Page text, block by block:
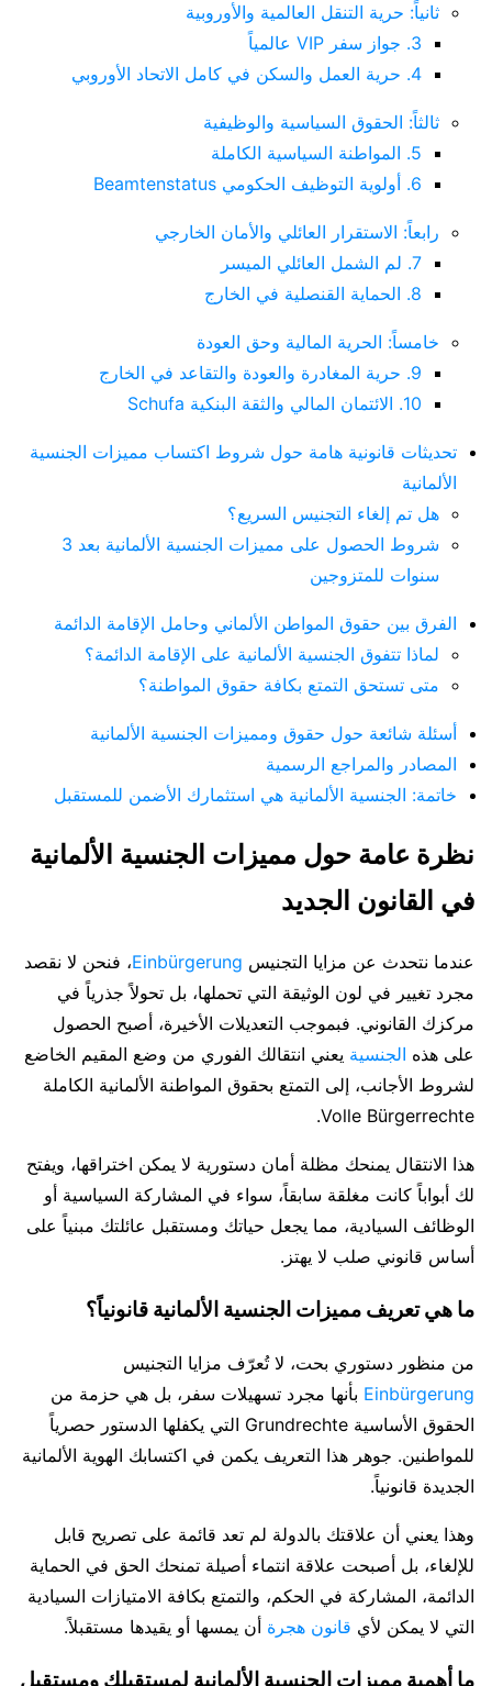
ثانياً: حرية التنقل العالمية والأوروبية
3. جواز سفر VIP عالمياً
4. حرية العمل والسكن في كامل الاتحاد الأوروبي
ثالثاً: الحقوق السياسية والوظيفية
5. المواطنة السياسية الكاملة
6. أولوية التوظيف الحكومي Beamtenstatus
رابعاً: الاستقرار العائلي والأمان الخارجي
7. لم الشمل العائلي الميسر
8. الحماية القنصلية في الخارج
خامساً: الحرية المالية وحق العودة
9. حرية المغادرة والعودة والتقاعد في الخارج
10. الائتمان المالي والثقة البنكية Schufa
تحديثات قانونية هامة حول شروط اكتساب مميزات الجنسية
الألمانية
هل تم إلغاء التجنيس السريع؟
شروط الحصول على مميزات الجنسية الألمانية بعد 3
سنوات للمتزوجين
الفرق بين حقوق المواطن الألماني وحامل الإقامة الدائمة
لماذا تتفوق الجنسية الألمانية على الإقامة الدائمة؟
متى تستحق التمتع بكافة حقوق المواطنة؟
أسئلة شائعة حول حقوق ومميزات الجنسية الألمانية
المصادر والمراجع الرسمية
خاتمة: الجنسية الألمانية هي استثمارك الأضمن للمستقبل
نظرة عامة حول مميزات الجنسية الألمانية
في القانون الجديد
عندما نتحدث عن مزايا التجنيس Einbürgerung، فنحن لا نقصد
مجرد تغيير في لون الوثيقة التي تحملها، بل تحولاً جذرياً في
مركزك القانوني. فبموجب التعديلات الأخيرة، أصبح الحصول
على هذه الجنسية يعني انتقالك الفوري من وضع المقيم الخاضع
لشروط الأجانب، إلى التمتع بحقوق المواطنة الألمانية الكاملة
Volle Bürgerrechte.
هذا الانتقال يمنحك مظلة أمان دستورية لا يمكن اختراقها، ويفتح
لك أبواباً كانت مغلقة سابقاً، سواء في المشاركة السياسية أو
الوظائف السيادية، مما يجعل حياتك ومستقبل عائلتك مبنياً على
أساس قانوني صلب لا يهتز.
ما هي تعريف مميزات الجنسية الألمانية قانونياً؟
من منظور دستوري بحت، لا تُعرّف مزايا التجنيس
Einbürgerung بأنها مجرد تسهيلات سفر، بل هي حزمة من
الحقوق الأساسية Grundrechte التي يكفلها الدستور حصرياً
للمواطنين. جوهر هذا التعريف يكمن في اكتسابك الهوية الألمانية
الجديدة قانونياً.
وهذا يعني أن علاقتك بالدولة لم تعد قائمة على تصريح قابل
للإلغاء، بل أصبحت علاقة انتماء أصيلة تمنحك الحق في الحماية
الدائمة، المشاركة في الحكم، والتمتع بكافة الامتيازات السيادية
التي لا يمكن لأي قانون هجرة أن يمسها أو يقيدها مستقبلاً.
ما أهمية مميزات الجنسية الألمانية لمستقبلك ومستقبل